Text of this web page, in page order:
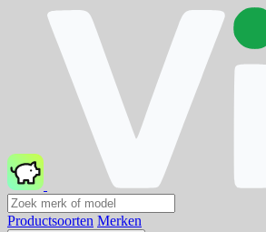
Productsoorten Merken